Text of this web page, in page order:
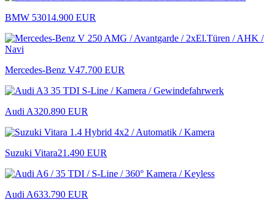
BMW 53014.900 EUR
Mercedes-Benz V47.700 EUR
Audi A320.890 EUR
Suzuki Vitara21.490 EUR
Audi A633.790 EUR